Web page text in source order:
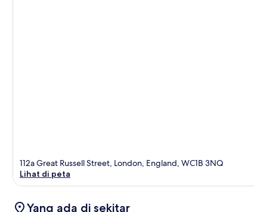
112a Great Russell Street, London, England, WC1B 3NQ
Lihat di peta
Yang ada di sekitar